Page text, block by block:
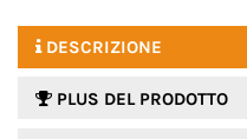
DESCRIZIONE
PLUS DEL PRODOTTO